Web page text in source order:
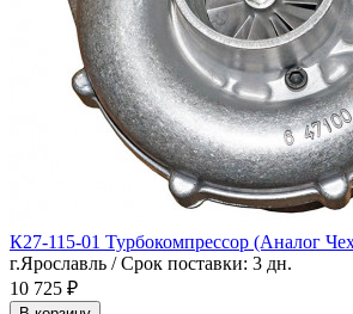
К27-115-01 Турбокомпрессор (Аналог
г.Ярославль / Срок поставки: 3 дн.
10 725 ₽